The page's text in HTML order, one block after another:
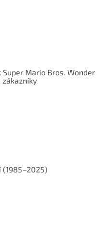
Mario Bros. Wonder
zákazníky
(1985–2025)